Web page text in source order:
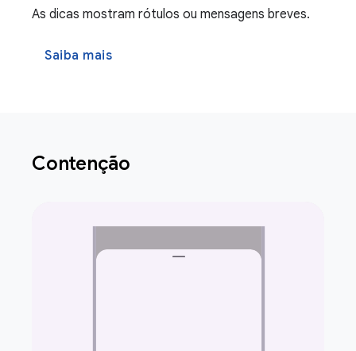
As dicas mostram rótulos ou mensagens breves.
Saiba mais
Contenção